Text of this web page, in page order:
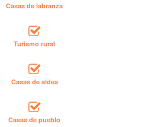
Casas de labranza
Turismo rural
Casas de aldea
Casas de pueblo